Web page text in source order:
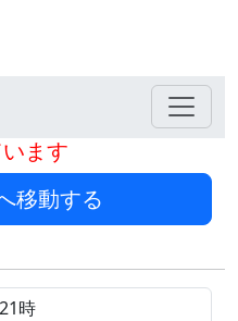
ます
時